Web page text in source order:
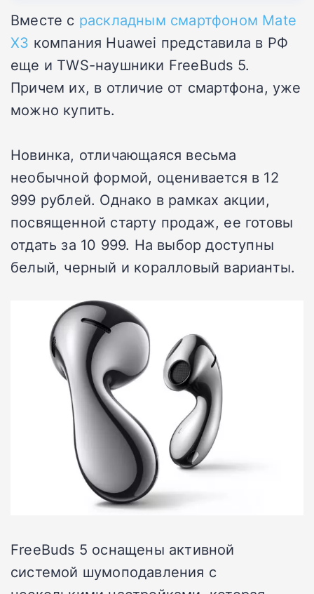
Вместе с раскладным смартфоном Mate
X3 компания Huawei представила в РФ
еще и TWS-наушники FreeBuds 5.
Причем их, в отличие от смартфона, уже
можно купить.
Новинка, отличающаяся весьма
необычной формой, оценивается в 12
999 рублей. Однако в рамках акции,
посвященной старту продаж, ее готовы
отдать за 10 999. На выбор доступны
белый, черный и коралловый варианты.
FreeBuds 5 оснащены активной
системой шумоподавления с